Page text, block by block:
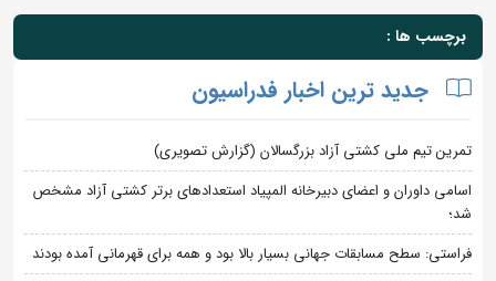
برچسب ها :
جدید ترین اخبار فدراسیون
تمرین تیم ملی کشتی آزاد بزرگسالان (گزارش تصویری)
اسامی داوران و اعضای دبیرخانه المپیاد استعدادهای برتر کشتی آزاد مشخص
شد؛
فراستی: سطح مسابقات جهانی بسیار بالا بود و همه برای قهرمانی آمده بودند